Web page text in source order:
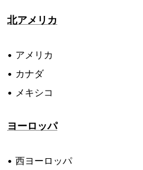
北アメリカ
• アメリカ
• カナダ
• メキシコ
ヨーロッパ
• 西ヨーロッパ